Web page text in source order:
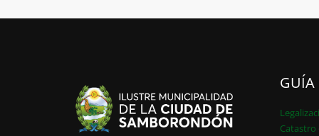
GUÍA
Catastro